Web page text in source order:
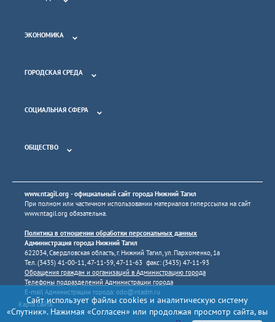
ЭКОНОМИКА
ГОРОДСКАЯ СРЕДА
СОЦИАЛЬНАЯ СФЕРА
ОБЩЕСТВО
www.ntagil.org - официальный сайт города Нижний Тагил
При полном или частичном использовании материалов гиперссылка на сайт
www.ntagil.org обязательна.
Политика в отношении обработки персональных данных
Администрация города Нижний Тагил
622034, Свердловская область, г. Нижний Тагил, ул. Пархоменко, 1а
Тел. (3435) 41-00-11, 47-11-59, 47-11-63 факс: (3435) 47-11-93
Обращения граждан и организаций в Администрацию города
Телефоны подразделений Администрации города
E-mail Администрации города: odo@ntadm.ru
Карта сайта
Сайт использует файлы cookies и аналитическую систему
«Спутник». Нажимая «Согласен» или продолжая просмотр сайта, вы